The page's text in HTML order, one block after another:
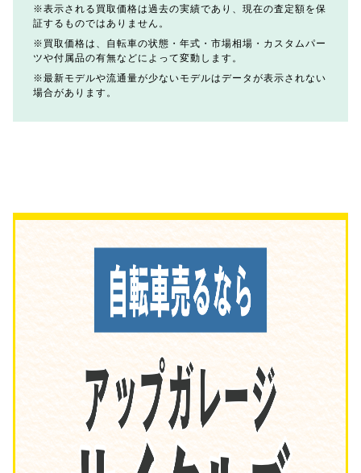
表示される買取価格は過去の実績であり、現在の査定額を保
証するものではありません。
買取価格は、自転車の状態・年式・市場相場・カスタムパー
ツや付属品の有無などによって変動します。
最新モデルや流通量が少ないモデルはデータが表示されない
場合があります。